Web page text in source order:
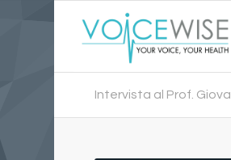
Intervista al Prof.